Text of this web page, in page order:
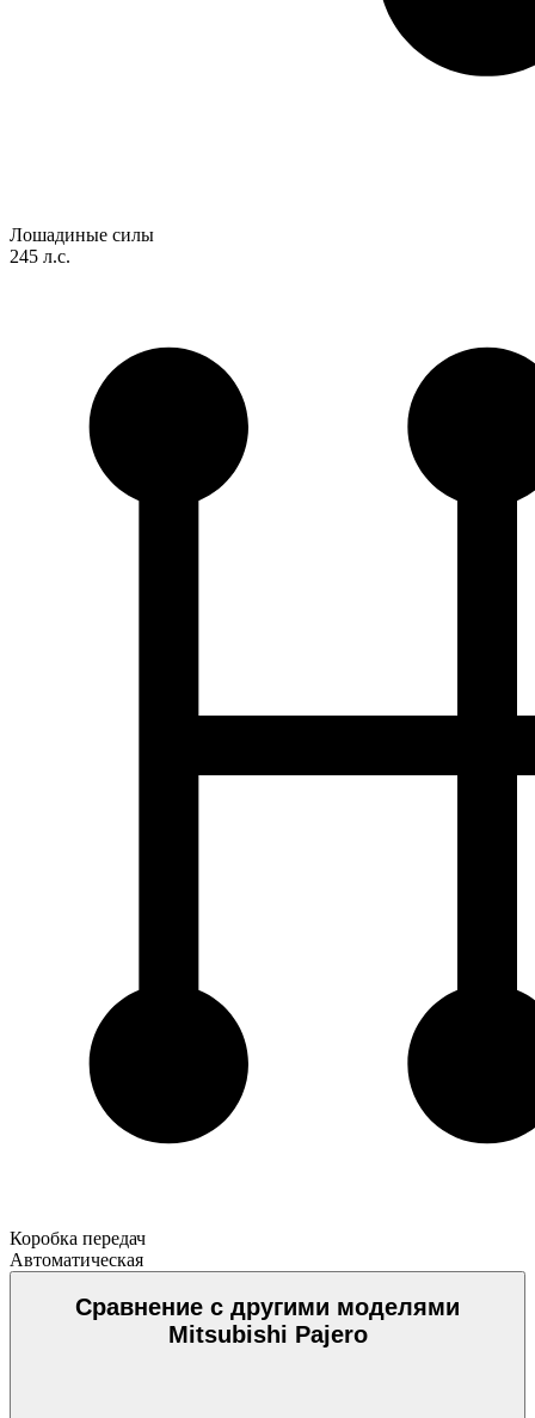
Лошадиные силы
245 л.с.
Коробка передач
Автоматическая
Сравнение с другими моделями
Mitsubishi Pajero